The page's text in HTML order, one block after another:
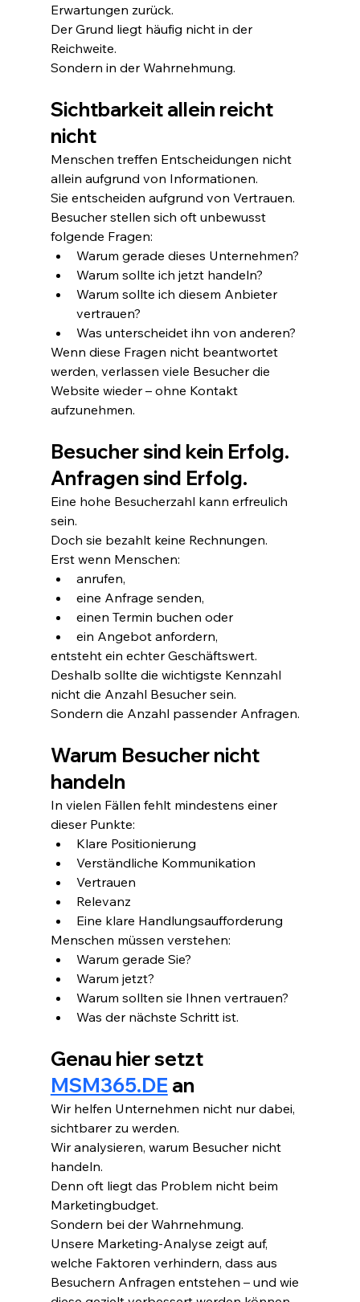
Erwartungen zurück.
Der Grund liegt häufig nicht in der
Reichweite.
Sondern in der Wahrnehmung.
Sichtbarkeit allein reicht
nicht
Menschen treffen Entscheidungen nicht
allein aufgrund von Informationen.
Sie entscheiden aufgrund von Vertrauen.
Besucher stellen sich oft unbewusst
folgende Fragen:
Warum gerade dieses Unternehmen?
Warum sollte ich jetzt handeln?
Warum sollte ich diesem Anbieter
vertrauen?
Was unterscheidet ihn von anderen?
Wenn diese Fragen nicht beantwortet
werden, verlassen viele Besucher die
Website wieder – ohne Kontakt
aufzunehmen.
Besucher sind kein Erfolg.
Anfragen sind Erfolg.
Eine hohe Besucherzahl kann erfreulich
sein.
Doch sie bezahlt keine Rechnungen.
Erst wenn Menschen:
anrufen,
eine Anfrage senden,
einen Termin buchen oder
ein Angebot anfordern,
entsteht ein echter Geschäftswert.
Deshalb sollte die wichtigste Kennzahl
nicht die Anzahl Besucher sein.
Sondern die Anzahl passender Anfragen.
Warum Besucher nicht
handeln
In vielen Fällen fehlt mindestens einer
dieser Punkte:
Klare Positionierung
Verständliche Kommunikation
Vertrauen
Relevanz
Eine klare Handlungsaufforderung
Menschen müssen verstehen:
Warum gerade Sie?
Warum jetzt?
Warum sollten sie Ihnen vertrauen?
Was der nächste Schritt ist.
Genau hier setzt
MSM365.DE an
Wir helfen Unternehmen nicht nur dabei,
sichtbarer zu werden.
Wir analysieren, warum Besucher nicht
handeln.
Denn oft liegt das Problem nicht beim
Marketingbudget.
Sondern bei der Wahrnehmung.
Unsere Marketing-Analyse zeigt auf,
welche Faktoren verhindern, dass aus
Besuchern Anfragen entstehen – und wie